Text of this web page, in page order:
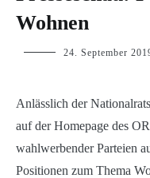
Wohnen
p.linhuber 24. September
Anlässlich der
auf der Homepage des
wahlwerbender Parteien
Positionen zum Thema